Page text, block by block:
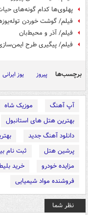
پهلوی‌ها کدام گونه‌های
فیلم/ گوشت خوردن
فیلم/ آذر و محیط‌بان
فیلم/ پیگیری طرح ایمن‌سازی
برچسب‌ها پیروز یوز ایرانی
آپ آهنگ موزیک شاه
بهترین هتل های استانبول
دانلود آهنگ جدید
پرشین هتل
ثبت نام
مزایده خودرو
خرید
فروشنده مواد شیمیایی
نظر شما